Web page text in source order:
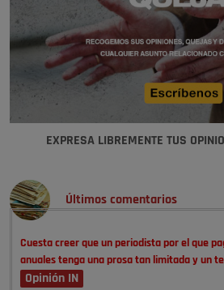
EXPRESA LIBREMENTE TUS
Últimos comentarios
Cuesta creer que un periodista por el que
anuales tenga una prosa tan limitada y un
Opinión IN